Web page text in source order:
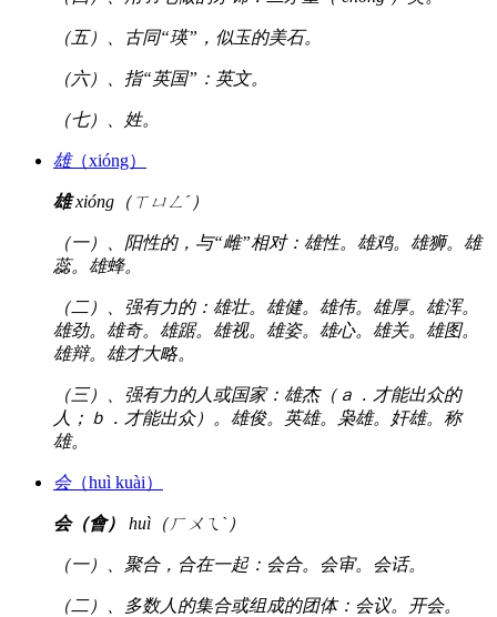
（五）、古同“瑛”，似玉的美石。
（六）、指“英国”：英文。
（七）、姓。
雄（xióng）
雄xióng（ㄒㄩㄥˊ）
（一）、阳性的，与“雌”相对：雄性。雄鸡。雄狮。雄
蕊。雄蜂。
（二）、强有力的：雄壮。雄健。雄伟。雄厚。雄浑。
雄劲。雄奇。雄踞。雄视。雄姿。雄心。雄关。雄图。
雄辩。雄才大略。
（三）、强有力的人或国家：雄杰（ａ．才能出众的
人；ｂ．才能出众）。雄俊。英雄。枭雄。奸雄。称
雄。
会（huì kuài）
会（會） huì（ㄏㄨㄟˋ）
（一）、聚合，合在一起：会合。会审。会话。
（二）、多数人的集合或组成的团体：会议。开会。